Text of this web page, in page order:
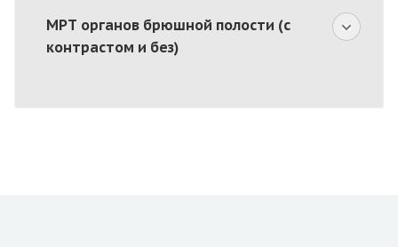
МРТ органов брюшной полости (с
контрастом и без)